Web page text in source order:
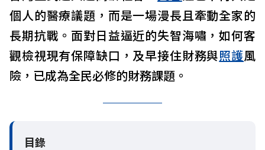
個人的醫療議題，而是一場漫長且牽動全家的
長期抗戰。面對日益逼近的失智海嘯，如何客
觀檢視現有保障缺口，及早接住財務與照護風
險，已成為全民必修的財務課題。
目錄